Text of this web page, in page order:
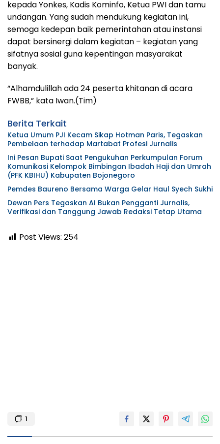
kepada Yonkes, Kadis Kominfo, Ketua PWI dan tamu
undangan. Yang sudah mendukung kegiatan ini,
semoga kedepan baik pemerintahan atau instansi
dapat bersinergi dalam kegiatan – kegiatan yang
sifatnya sosial guna kepentingan masyarakat
banyak.
“Alhamdulillah ada 24 peserta khitanan di acara
FWBB,” kata Iwan.(Tim)
Berita Terkait
Ketua Umum PJI Kecam Sikap Hotman Paris, Tegaskan
Pembelaan terhadap Martabat Profesi Jurnalis
Ini Pesan Bupati Saat Pengukuhan Perkumpulan Forum
Komunikasi Kelompok Bimbingan Ibadah Haji dan Umrah
(PFK KBIHU) Kabupaten Bojonegoro
Pemdes Baureno Bersama Warga Gelar Haul Syech Sukhi
Dewan Pers Tegaskan AI Bukan Pengganti Jurnalis,
Verifikasi dan Tanggung Jawab Redaksi Tetap Utama
Post Views: 254
1